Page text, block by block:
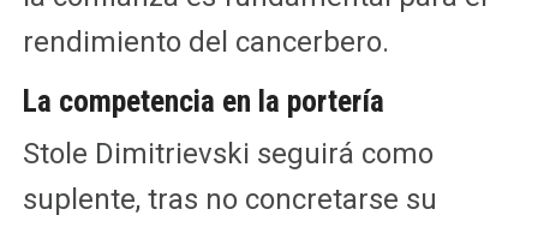
rendimiento del cancerbero.
La competencia en la portería
Stole Dimitrievski seguirá como
suplente, tras no concretarse su